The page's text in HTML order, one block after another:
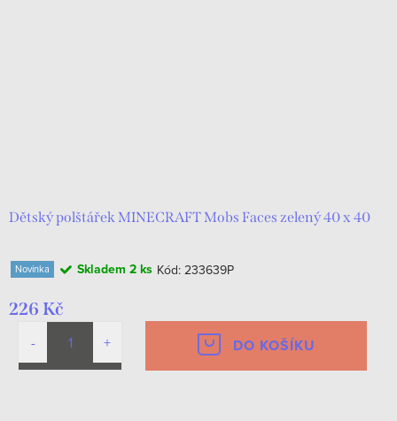
Dětský polštářek MINECRAFT Mobs Faces zelený 40 x 40
Novinka Skladem 2 ks Kód: 233639P
226 Kč
DO KOŠÍKU